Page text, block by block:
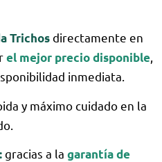
Trichosdirectamente en
el mejor precio disponible,
inmediata.
y máximo cuidado en la
gracias a lagarantía de